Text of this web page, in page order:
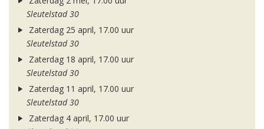
Sleutelstad 30
Zaterdag 25 april, 17.00 uur
Sleutelstad 30
Zaterdag 18 april, 17.00 uur
Sleutelstad 30
Zaterdag 11 april, 17.00 uur
Sleutelstad 30
Zaterdag 4 april, 17.00 uur